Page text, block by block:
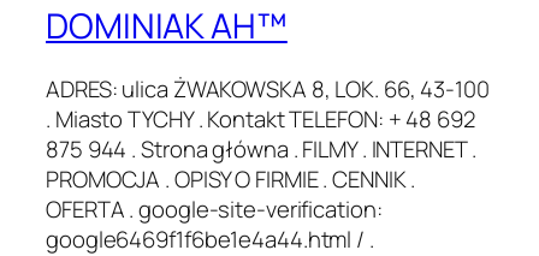
DOMINIAK AH™
ADRES: ulica ŻWAKOWSKA 8, LOK. 66, 43-100
. Miasto TYCHY . Kontakt TELEFON: + 48 692
875 944 . Strona główna . FILMY . INTERNET .
PROMOCJA . OPISY O FIRMIE . CENNIK .
OFERTA . google-site-verification:
google6469f1f6be1e4a44.html / .